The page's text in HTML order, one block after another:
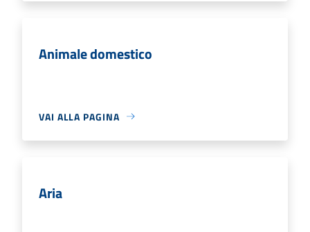
Animale domestico
VAI ALLA PAGINA
Aria